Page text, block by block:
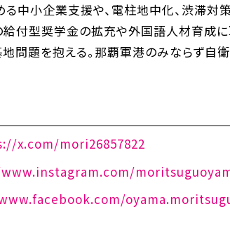
中小企業支援や、電柱地中化、渋滞対
付型奨学金の拡充や外国語人材育成に
問題を抱える。那覇軍港のみならず自
x.com/mori26857822